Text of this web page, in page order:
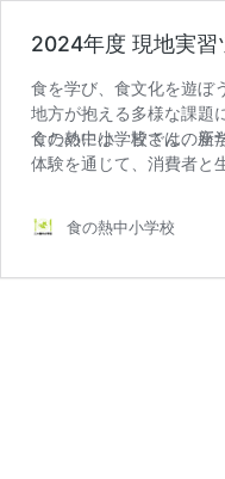
2024年度 現地実習
食を学び、食文化を遊ぼ
地方が抱える多様な課題
くためには、皆さんの新
食の熱中小学校では、座
体験を通じて、消費者と
食の熱中小学校